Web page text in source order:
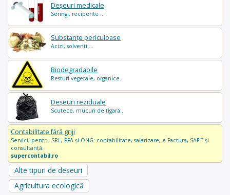
Deșeuri medicale
Seringi, recipente ...
Substanțe periculoase
Acizi, solvenți ...
Biodegradabile
Resturi vegetale, organice..
Deșeuri reziduale
Scutece, mucuri de țigară..
Contabilitate fără griji
Servicii pentru SRL, PFA și ONG: contabilitate, salarizare, e-Factura, SAF-T și
consultanță.
supercontabil.ro
Alte tipuri de deșeuri
Agricultura ecologică